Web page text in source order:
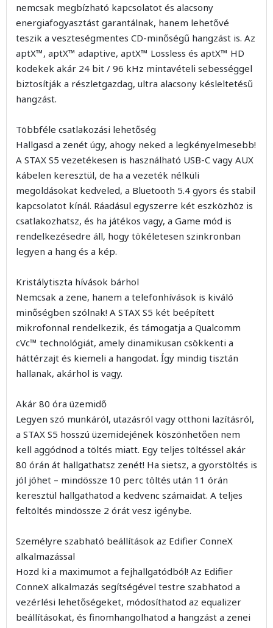
nemcsak megbízható kapcsolatot és alacsony
energiafogyasztást garantálnak, hanem lehetővé
teszik a veszteségmentes CD-minőségű hangzást is. Az
aptX™, aptX™ adaptive, aptX™ Lossless és aptX™ HD
kodekek akár 24 bit / 96 kHz mintavételi sebességgel
biztosítják a részletgazdag, ultra alacsony késleltetésű
hangzást.
Többféle csatlakozási lehetőség
Hallgasd a zenét úgy, ahogy neked a legkényelmesebb!
A STAX S5 vezetékesen is használható USB-C vagy AUX
kábelen keresztül, de ha a vezeték nélküli
megoldásokat kedveled, a Bluetooth 5.4 gyors és stabil
kapcsolatot kínál. Ráadásul egyszerre két eszközhöz is
csatlakozhatsz, és ha játékos vagy, a Game mód is
rendelkezésedre áll, hogy tökéletesen szinkronban
legyen a hang és a kép.
Kristálytiszta hívások bárhol
Nemcsak a zene, hanem a telefonhívások is kiváló
minőségben szólnak! A STAX S5 két beépített
mikrofonnal rendelkezik, és támogatja a Qualcomm
cVc™ technológiát, amely dinamikusan csökkenti a
háttérzajt és kiemeli a hangodat. Így mindig tisztán
hallanak, akárhol is vagy.
Akár 80 óra üzemidő
Legyen szó munkáról, utazásról vagy otthoni lazításról,
a STAX S5 hosszú üzemidejének köszönhetően nem
kell aggódnod a töltés miatt. Egy teljes töltéssel akár
80 órán át hallgathatsz zenét! Ha sietsz, a gyorstöltés is
jól jöhet – mindössze 10 perc töltés után 11 órán
keresztül hallgathatod a kedvenc számaidat. A teljes
feltöltés mindössze 2 órát vesz igénybe.
Személyre szabható beállítások az Edifier ConneX
alkalmazással
Hozd ki a maximumot a fejhallgatódból! Az Edifier
ConneX alkalmazás segítségével testre szabhatod a
vezérlési lehetőségeket, módosíthatod az equalizer
beállításokat, és finomhangolhatod a hangzást a zenei